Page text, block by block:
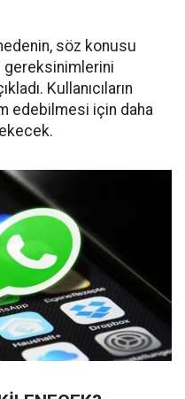
söz konusu
gereksinimlerini
Kullanıcıların
edebilmesi için daha